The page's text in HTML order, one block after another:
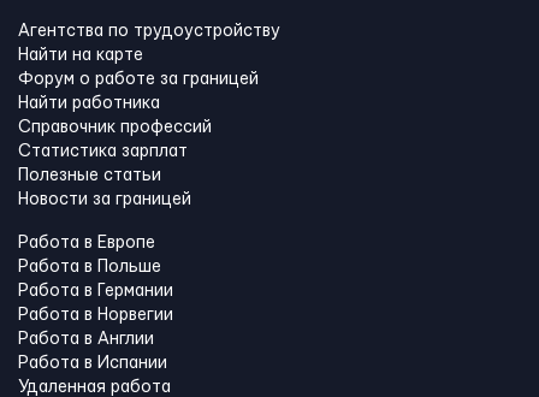
Агентства по трудоустройству
Найти на карте
Форум о работе за границей
Найти работника
Справочник профессий
Статистика зарплат
Полезные статьи
Новости за границей
Работа в Европе
Работа в Польше
Работа в Германии
Работа в Норвегии
Работа в Англии
Работа в Испании
Удаленная работа